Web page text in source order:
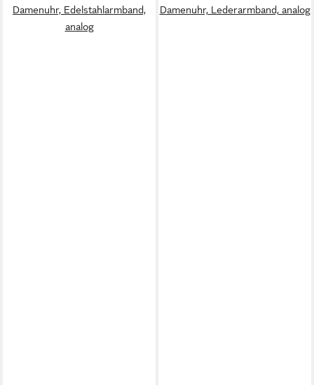
Damenuhr, Edelstahlarmband,
analog
Damenuhr, Lederarmband, analog